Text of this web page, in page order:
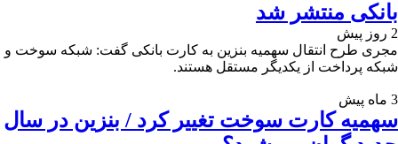
بانکی منتشر شد
2 روز پیش
مجری طرح انتقال سهمیه بنزین به کارت بانکی گفت: شبکه سوخت و
شبکه پرداخت از یکدیگر مستقل هستند.
3 ماه پیش
سهمیه کارت سوخت تغییر کرد / بنزین در سال